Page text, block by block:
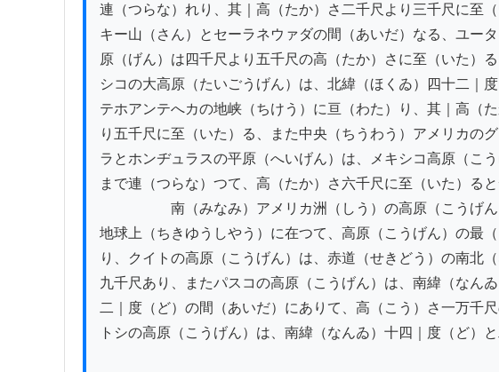
連（つらな）れり、其｜高（たか）さ二千尺より三千尺に至
キー山（さん）とセーラネウァダの間（あいだ）なる、ユータ
原（げん）は四千尺より五千尺の高（たか）さに至（いた）
シコの大高原（たいごうげん）は、北緯（ほくゐ）四十二｜
テホアンテへカの地峡（ちけう）に亘（わた）り、其｜高（
り五千尺に至（いた）る、また中央（ちうわう）アメリカの
ラとホンヂュラスの平原（へいげん）は、メキシコ高原（こう
まで連（つらな）つて、高（たか）さ六千尺に至（いた）ると
南（みなみ）アメリカ洲（しう）の高原（こうげん
地球上（ちきゆうしやう）に在つて、高原（こうげん）の最
り、クイトの高原（こうげん）は、赤道（せきどう）の南北
九千尺あり、またパスコの高原（こうげん）は、南緯（なん
二｜度（ど）の間（あいだ）にありて、高（こう）さ一万千
トシの高原（こうげん）は、南緯（なんゐ）十四｜度（ど）